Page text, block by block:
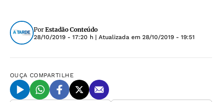
Por Estadão Conteúdo
28/10/2019 - 17:20 h | Atualizada em 28/10/2019 - 19:51
OUÇA COMPARTILHE